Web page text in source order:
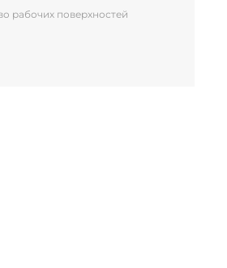
рабочих поверхностей